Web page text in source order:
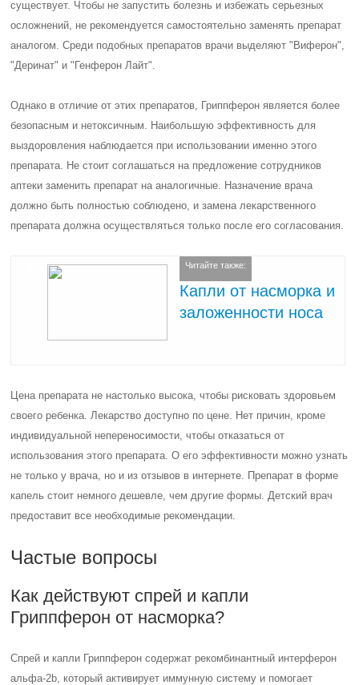
существует. Чтобы не запустить болезнь и избежать серьезных
осложнений, не рекомендуется самостоятельно заменять препарат
аналогом. Среди подобных препаратов врачи выделяют "Виферон",
"Деринат" и "Генферон Лайт".
Однако в отличие от этих препаратов, Гриппферон является более
безопасным и нетоксичным. Наибольшую эффективность для
выздоровления наблюдается при использовании именно этого
препарата. Не стоит соглашаться на предложение сотрудников
аптеки заменить препарат на аналогичные. Назначение врача
должно быть полностью соблюдено, и замена лекарственного
препарата должна осуществляться только после его согласования.
Читайте также:
Капли от насморка и
заложенности носа
Цена препарата не настолько высока, чтобы рисковать здоровьем
своего ребенка. Лекарство доступно по цене. Нет причин, кроме
индивидуальной непереносимости, чтобы отказаться от
использования этого препарата. О его эффективности можно узнать
не только у врача, но и из отзывов в интернете. Препарат в форме
капель стоит немного дешевле, чем другие формы. Детский врач
предоставит все необходимые рекомендации.
Частые вопросы
Как действуют спрей и капли
Гриппферон от насморка?
Спрей и капли Гриппферон содержат рекомбинантный интерферон
альфа-2b, который активирует иммунную систему и помогает